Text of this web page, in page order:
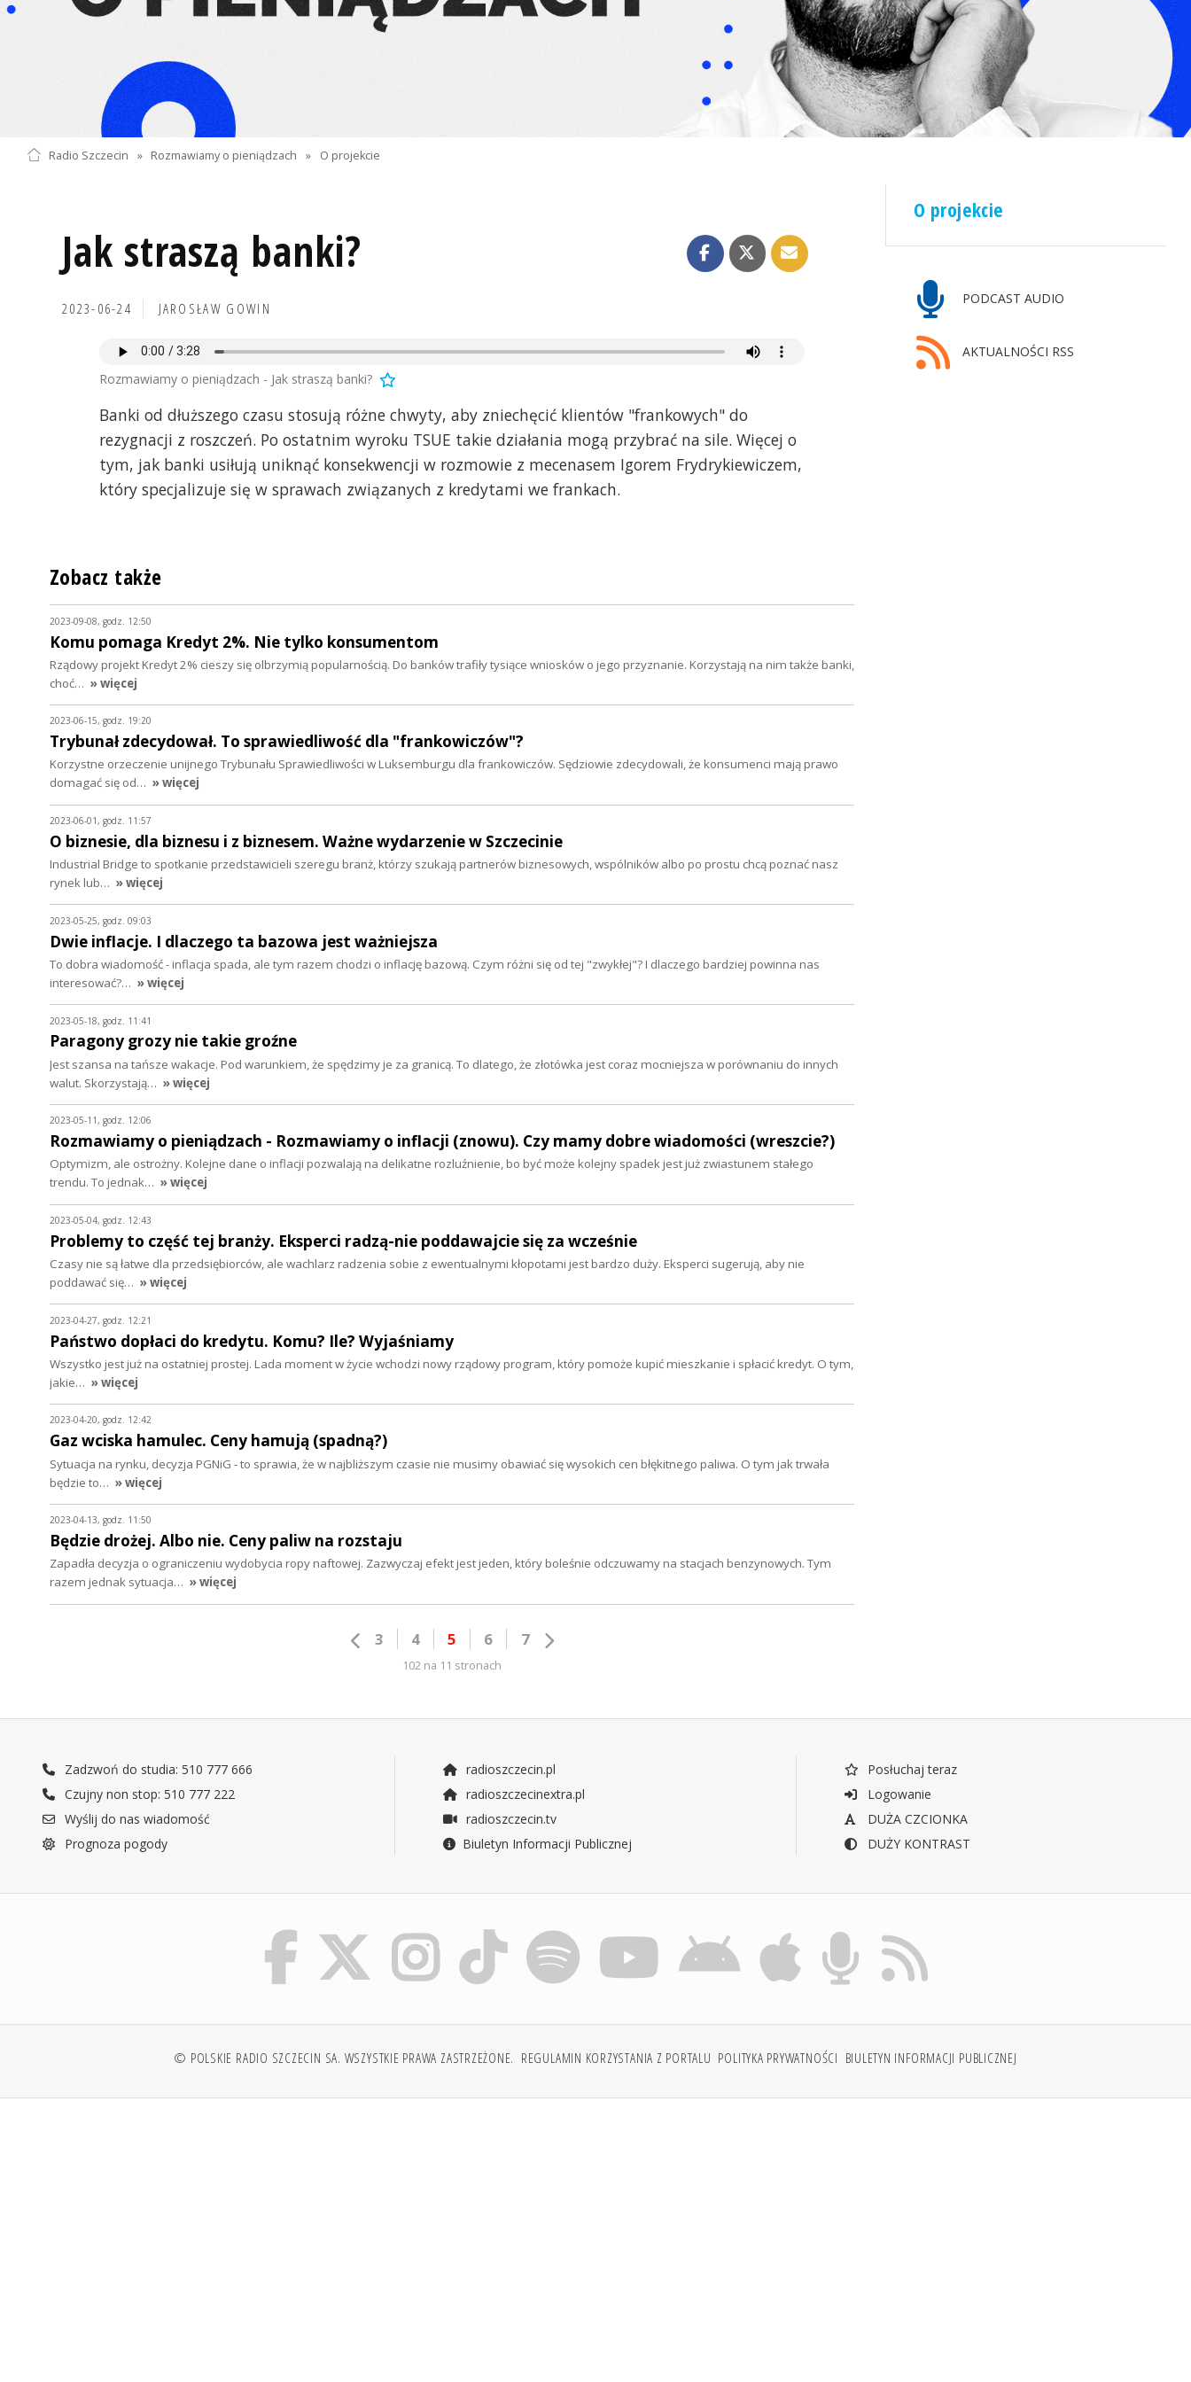
Radio Szczecin » Rozmawiamy o pieniądzach » O projekcie
Jak straszą banki?
2023-06-24 JAROSŁAW GOWIN
Rozmawiamy o pieniądzach - Jak straszą banki?
Banki od dłuższego czasu stosują różne chwyty, aby zniechęcić klientów "frankowych" do
rezygnacji z roszczeń. Po ostatnim wyroku TSUE takie działania mogą przybrać na sile. Więcej o
tym, jak banki usiłują uniknąć konsekwencji w rozmowie z mecenasem Igorem Frydrykiewiczem,
który specjalizuje się w sprawach związanych z kredytami we frankach.
O projekcie
PODCAST AUDIO
AKTUALNOŚCI RSS
Zobacz także
2023-09-08, godz. 12:50
Komu pomaga Kredyt 2%. Nie tylko konsumentom
Rządowy projekt Kredyt 2% cieszy się olbrzymią popularnością. Do banków trafiły tysiące wniosków o jego przyznanie. Korzystają na nim także banki,
choć… » więcej
2023-06-15, godz. 19:20
Trybunał zdecydował. To sprawiedliwość dla "frankowiczów"?
Korzystne orzeczenie unijnego Trybunału Sprawiedliwości w Luksemburgu dla frankowiczów. Sędziowie zdecydowali, że konsumenci mają prawo
domagać się od… » więcej
2023-06-01, godz. 11:57
O biznesie, dla biznesu i z biznesem. Ważne wydarzenie w Szczecinie
Industrial Bridge to spotkanie przedstawicieli szeregu branż, którzy szukają partnerów biznesowych, wspólników albo po prostu chcą poznać nasz
rynek lub… » więcej
2023-05-25, godz. 09:03
Dwie inflacje. I dlaczego ta bazowa jest ważniejsza
To dobra wiadomość - inflacja spada, ale tym razem chodzi o inflację bazową. Czym różni się od tej "zwykłej"? I dlaczego bardziej powinna nas
interesować?… » więcej
2023-05-18, godz. 11:41
Paragony grozy nie takie groźne
Jest szansa na tańsze wakacje. Pod warunkiem, że spędzimy je za granicą. To dlatego, że złotówka jest coraz mocniejsza w porównaniu do innych
walut. Skorzystają… » więcej
2023-05-11, godz. 12:06
Rozmawiamy o pieniądzach - Rozmawiamy o inflacji (znowu). Czy mamy dobre wiadomości (wreszcie?)
Optymizm, ale ostrożny. Kolejne dane o inflacji pozwalają na delikatne rozluźnienie, bo być może kolejny spadek jest już zwiastunem stałego
trendu. To jednak… » więcej
2023-05-04, godz. 12:43
Problemy to część tej branży. Eksperci radzą-nie poddawajcie się za wcześnie
Czasy nie są łatwe dla przedsiębiorców, ale wachlarz radzenia sobie z ewentualnymi kłopotami jest bardzo duży. Eksperci sugerują, aby nie
poddawać się… » więcej
2023-04-27, godz. 12:21
Państwo dopłaci do kredytu. Komu? Ile? Wyjaśniamy
Wszystko jest już na ostatniej prostej. Lada moment w życie wchodzi nowy rządowy program, który pomoże kupić mieszkanie i spłacić kredyt. O tym,
jakie… » więcej
2023-04-20, godz. 12:42
Gaz wciska hamulec. Ceny hamują (spadną?)
Sytuacja na rynku, decyzja PGNiG - to sprawia, że w najbliższym czasie nie musimy obawiać się wysokich cen błękitnego paliwa. O tym jak trwała
będzie to… » więcej
2023-04-13, godz. 11:50
Będzie drożej. Albo nie. Ceny paliw na rozstaju
Zapadła decyzja o ograniczeniu wydobycia ropy naftowej. Zazwyczaj efekt jest jeden, który boleśnie odczuwamy na stacjach benzynowych. Tym
razem jednak sytuacja… » więcej
3 4 5 6 7
102 na 11 stronach
Zadzwoń do studia: 510 777 666
Czujny non stop: 510 777 222
Wyślij do nas wiadomość
Prognoza pogody
radioszczecin.pl
radioszczecinextra.pl
radioszczecin.tv
Biuletyn Informacji Publicznej
Posłuchaj teraz
Logowanie
DUŻA CZCIONKA
DUŻY KONTRAST
© POLSKIE RADIO SZCZECIN SA. WSZYSTKIE PRAWA ZASTRZEŻONE. REGULAMIN KORZYSTANIA Z PORTALU POLITYKA PRYWATNOŚCI BIULETYN INFORMACJI PUBLICZNEJ